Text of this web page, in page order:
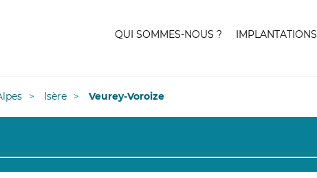
QUI SOMMES-NOUS ? IMPLANTATIONS
Isère Veurey-Voroize